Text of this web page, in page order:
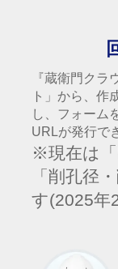
『蔵衛門クラ
ト」から、作
し、フォーム
URLが発行で
※現在は「
「削孔径
す(2025年